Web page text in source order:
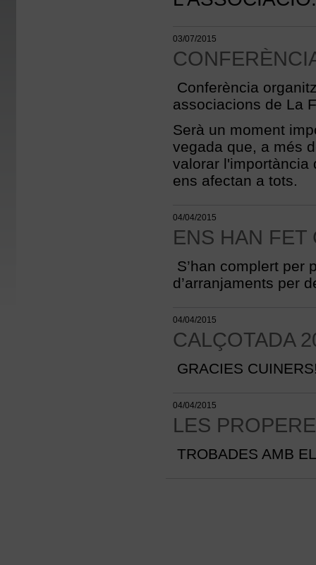
03/07/2015
Conferència
associacions de La
Serà un moment
vegada que, a més
valorar
ens afectan a tots.
04/04/2015
ENS HAN FET
S’han complert per
d’arranjaments per
04/04/2015
CALÇOTADA
GRACIES
04/04/2015
LES
TROBADES AMB